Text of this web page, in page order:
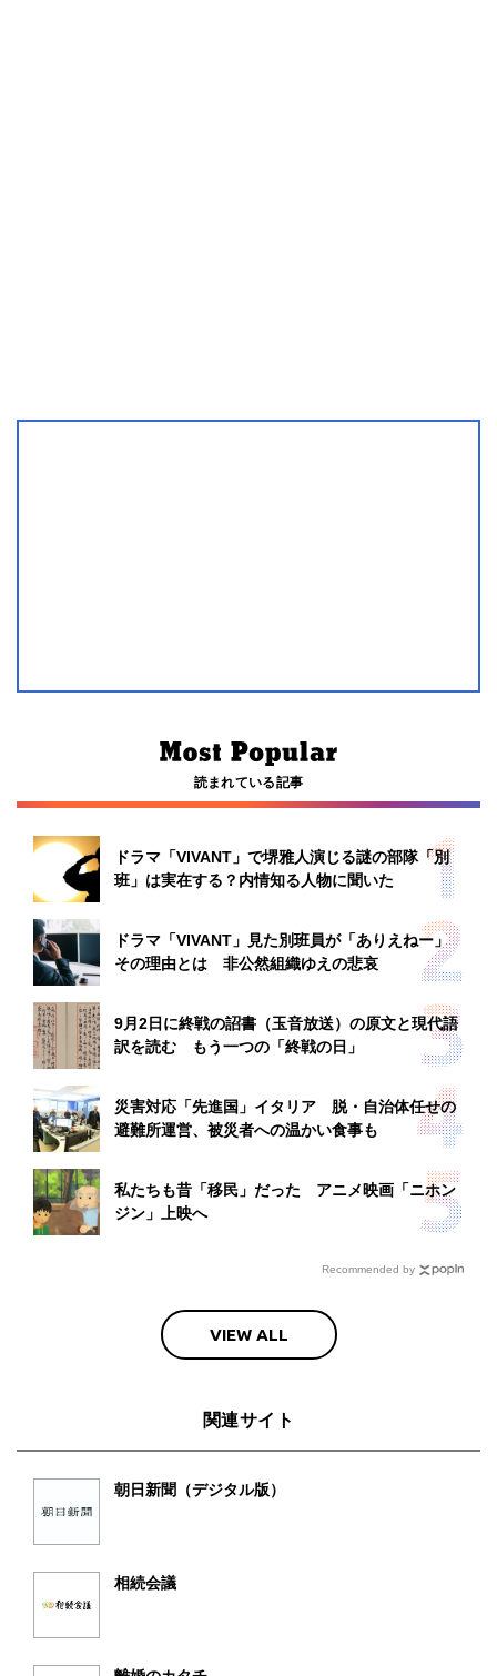
読まれている記事
ドラマ「VIVANT」で堺雅人演じる謎の部隊「別
班」は実在する？内情知る人物に聞いた
ドラマ「VIVANT」見た別班員が「ありえねー」
その理由とは 非公然組織ゆえの悲哀
9月2日に終戦の詔書（玉音放送）の原文と現代語
訳を読む もう一つの「終戦の日」
災害対応「先進国」イタリア 脱・自治体任せの
避難所運営、被災者への温かい食事も
私たちも昔「移民」だった アニメ映画「ニホン
ジン」上映へ
Recommended by
VIEW ALL
関連サイト
朝日新聞（デジタル版）
相続会議